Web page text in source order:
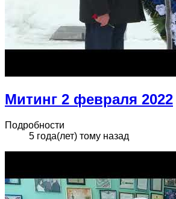
Митинг 2 февраля 2022
Подробности
5 года(лет) тому назад